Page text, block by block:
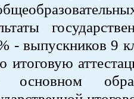
- выпускников 9
итоговую
основном